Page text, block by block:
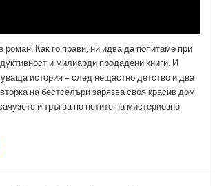
роман! Как го прави, ни идва да попитаме при
и милиарди продадени книги. И
история – след нещастно детство и два
на бестселъри зарязва своя красив дом
и тръгва по петите на мистериозно